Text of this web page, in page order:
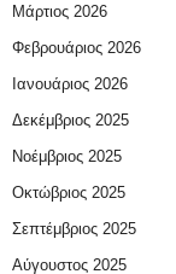
Μάρτιος 2026
Φεβρουάριος 2026
Ιανουάριος 2026
Δεκέμβριος 2025
Νοέμβριος 2025
Οκτώβριος 2025
Σεπτέμβριος 2025
Αύγουστος 2025